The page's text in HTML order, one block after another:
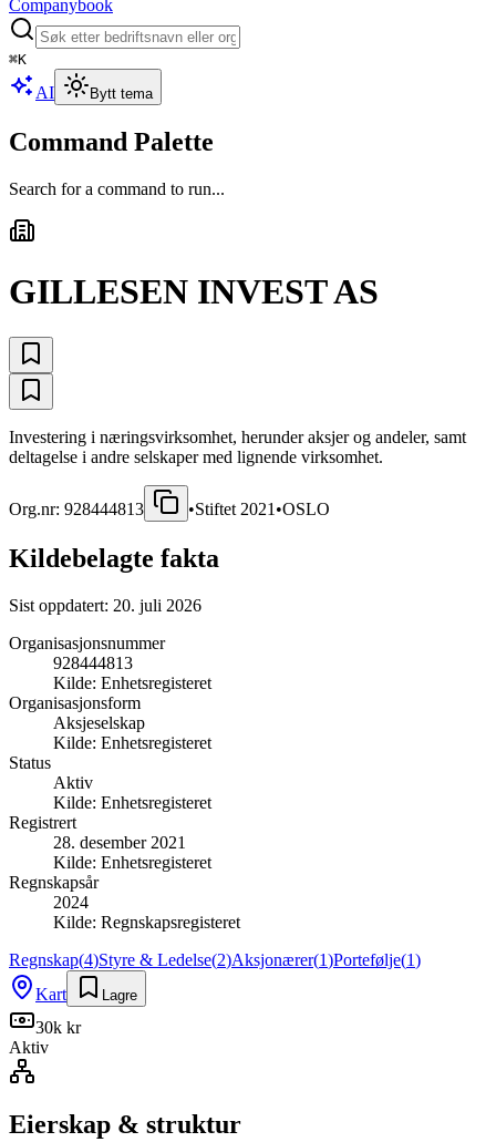
Companybook
⌘K
AI Bytt tema
Command Palette
Search for a command to run...
GILLESEN INVEST AS
Investering i næringsvirksomhet, herunder aksjer og andeler, samt
deltagelse i andre selskaper med lignende virksomhet.
Org.nr: 928444813 •Stiftet 2021 •OSLO
Kildebelagte fakta
Sist oppdatert: 20. juli 2026
Organisasjonsnummer
928444813
Kilde: Enhetsregisteret
Organisasjonsform
Aksjeselskap
Kilde: Enhetsregisteret
Status
Aktiv
Kilde: Enhetsregisteret
Registrert
28. desember 2021
Kilde: Enhetsregisteret
Regnskapsår
2024
Kilde: Regnskapsregisteret
Regnskap(4)Styre & Ledelse(2)Aksjonærer(1)Portefølje(1)
Kart
Lagre
30k kr
Aktiv
Eierskap & struktur